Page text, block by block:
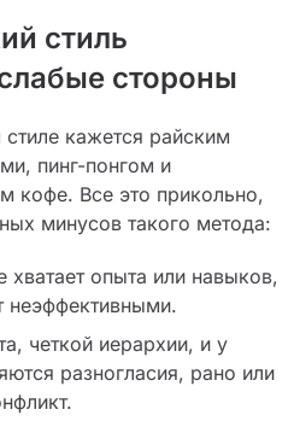
стиль
стороны
кажется райским
пинг-понгом и
кофе. Все это прикольно,
минусов такого метода:
хватает опыта или навыков,
неэффективными.
четкой иерархии, и у
разногласия, рано или